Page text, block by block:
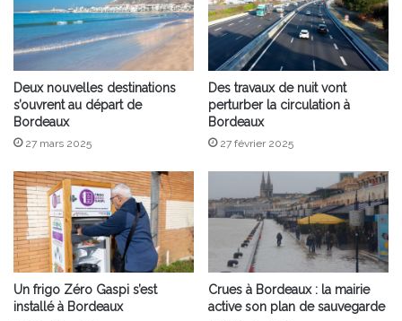
Deux nouvelles destinations
s’ouvrent au départ de
Bordeaux
27 mars 2025
Des travaux de nuit vont
perturber la circulation à
Bordeaux
27 février 2025
Un frigo Zéro Gaspi s’est
installé à Bordeaux
Crues à Bordeaux : la mairie
active son plan de sauvegarde